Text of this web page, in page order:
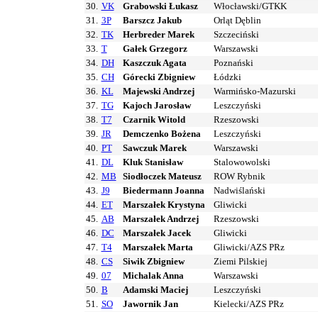
30. VK Grabowski Łukasz
Włocławski/GTKK
31. 3P Barszcz Jakub
Orląt Dęblin
32. TK Herbreder Marek
Szczeciński
33. T Gałek Grzegorz
Warszawski
34. DH Kaszczuk Agata
Poznański
35. CH Górecki Zbigniew
Łódzki
36. KL Majewski Andrzej
Warmińsko-Mazurski
37. TG Kajoch Jarosław
Leszczyński
38. T7 Czarnik Witold
Rzeszowski
39. JR Demczenko Bożena
Leszczyński
40. PT Sawczuk Marek
Warszawski
41. DL Kluk Stanisław
Stalowowolski
42. MB Siodłoczek Mateusz
ROW Rybnik
43. J9 Biedermann Joanna
Nadwiślański
44. ET Marszałek Krystyna
Gliwicki
45. AB Marszałek Andrzej
Rzeszowski
46. DC Marszałek Jacek
Gliwicki
47. T4 Marszałek Marta
Gliwicki/AZS PRz
48. CS Siwik Zbigniew
Ziemi Pilskiej
49. 07 Michalak Anna
Warszawski
50. B Adamski Maciej
Leszczyński
51. SO Jawornik Jan
Kielecki/AZS PRz